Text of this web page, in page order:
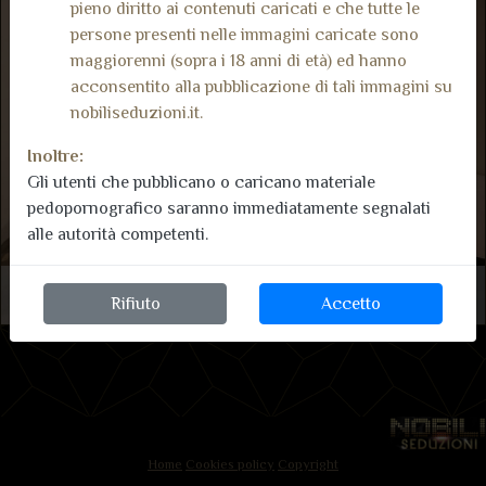
pieno diritto ai contenuti caricati e che tutte le
persone presenti nelle immagini caricate sono
maggiorenni (sopra i 18 anni di età) ed hanno
acconsentito alla pubblicazione di tali immagini su
nobiliseduzioni.it.
Inoltre:
Gli utenti che pubblicano o caricano materiale
pedopornografico saranno immediatamente segnalati
alle autorità competenti.
Rifiuto Accetto
Home Cookies policy Copyright